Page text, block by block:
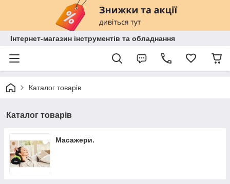
Інтернет-магазин інструментів та обладнання
Каталог товарів
Каталог товарів
Масажери.